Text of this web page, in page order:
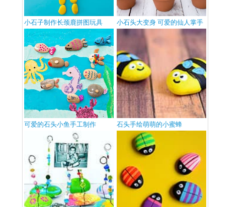
小石子制作长颈鹿拼图玩具
小石头大变身 可爱的仙人掌手
工
可爱的石头小鱼手工制作 石头手绘萌萌的小蜜蜂